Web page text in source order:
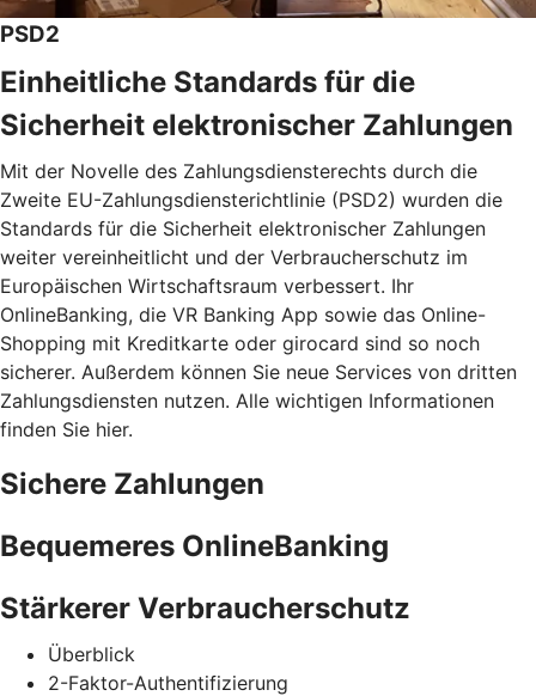
PSD2
Einheitliche Standards für die
Sicherheit elektronischer Zahlungen
Mit der Novelle des Zahlungsdiensterechts durch die
Zweite EU-Zahlungsdiensterichtlinie (PSD2) wurden die
Standards für die Sicherheit elektronischer Zahlungen
weiter vereinheitlicht und der Verbraucherschutz im
Europäischen Wirtschaftsraum verbessert. Ihr
OnlineBanking, die VR Banking App sowie das Online-
Shopping mit Kreditkarte oder girocard sind so noch
sicherer. Außerdem können Sie neue Services von dritten
Zahlungsdiensten nutzen. Alle wichtigen Informationen
finden Sie hier.
Sichere Zahlungen
Bequemeres OnlineBanking
Stärkerer Verbraucherschutz
Überblick
2-Faktor-Authentifizierung